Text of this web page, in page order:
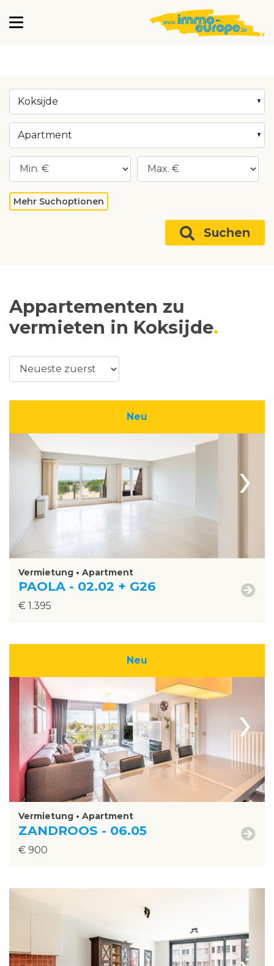
Koksijde
Apartment
Mehr Suchoptionen
Suchen
Appartementen zu
vermieten in Koksijde
Neu
›
Vermietung • Apartment
PAOLA - 02.02 + G26
€ 1.395
Neu
›
Vermietung • Apartment
ZANDROOS - 06.05
€ 900